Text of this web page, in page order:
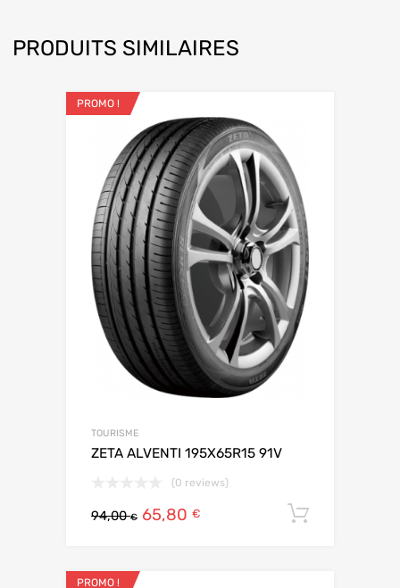
PRODUITS SIMILAIRES
PROMO !
TOURISME
ZETA ALVENTI 195X65R15 91V
(0 reviews)
94,00€ 65,80 €
PROMO !